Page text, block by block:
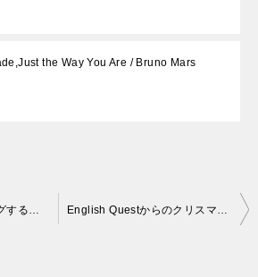
the Way You Are / Bruno Mars